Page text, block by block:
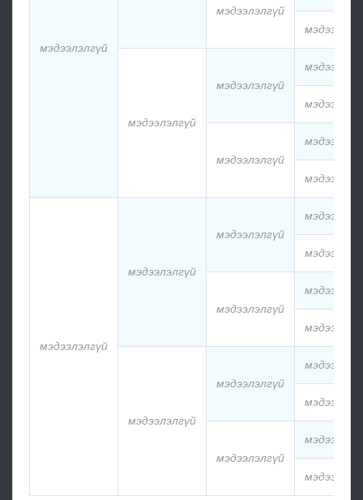
мэдээлэлгүй
мэдээлэлгүй
мэдээлэлгүй
мэдээлэлгүй
мэдээлэлгүй
мэдээлэлгүй
мэдээлэлгүй
мэдээлэлгүй
мэдээлэлгүй
мэдээлэлгүй
мэдээлэлгүй
мэдээлэлгүй